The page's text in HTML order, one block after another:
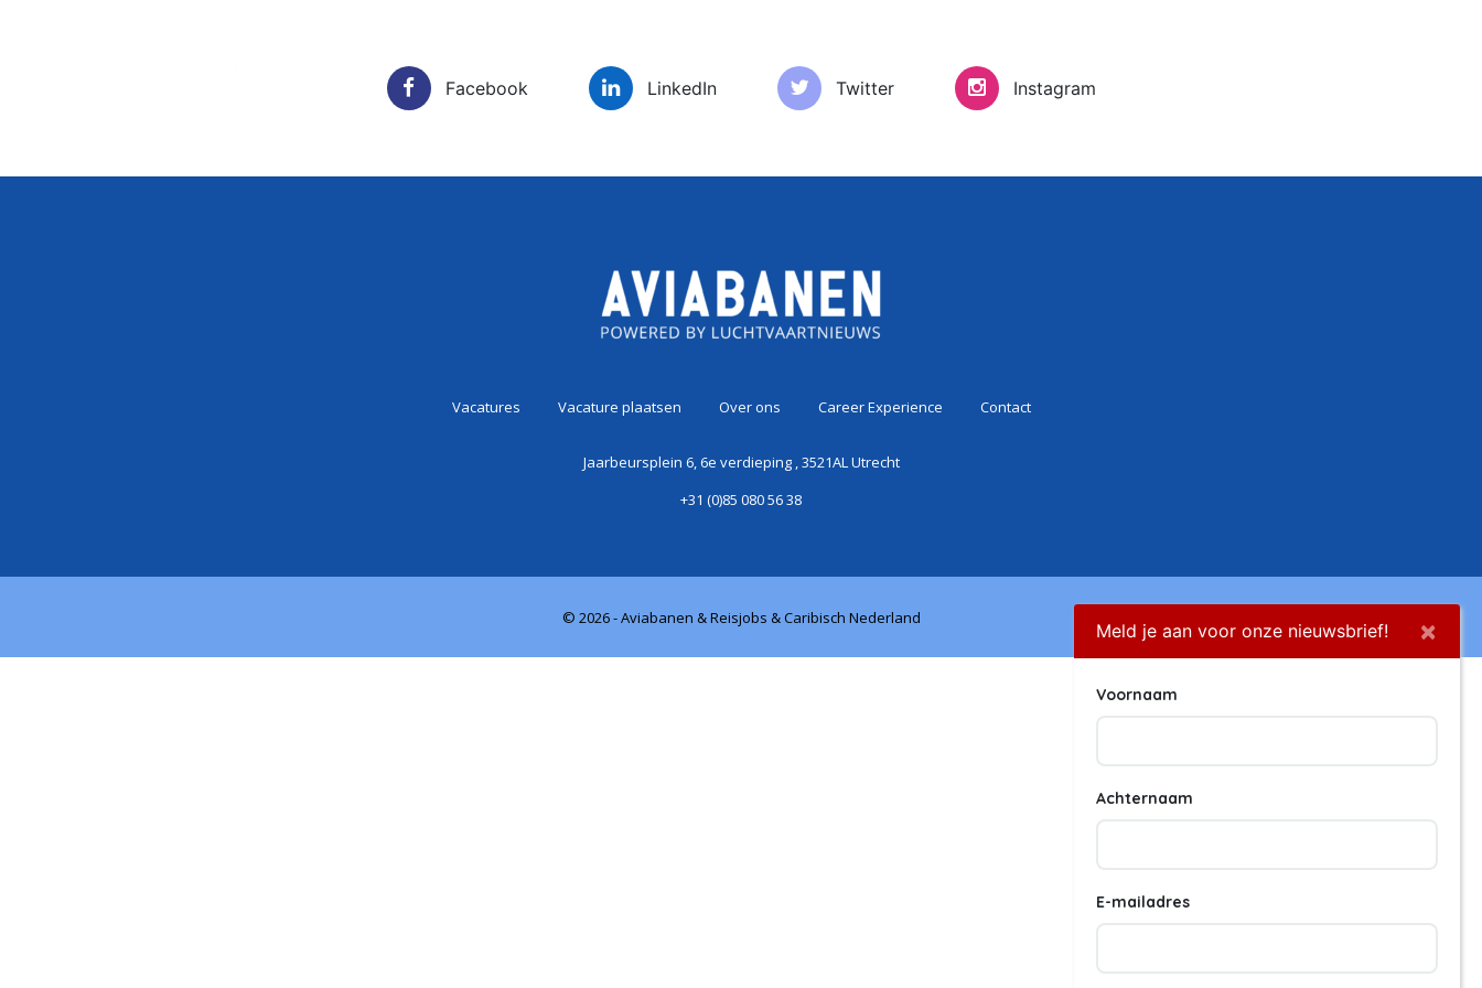
Facebook LinkedIn Twitter Instagram
Vacatures Vacature plaatsen Over ons Career Experience Contact
Jaarbeursplein 6, 6e verdieping , 3521AL Utrecht
+31 (0)85 080 56 38
© 2026 - Aviabanen & Reisjobs & Caribisch Nederland
Meld je aan voor onze nieuwsbrief! ×
Voornaam
Achternaam
E-mailadres